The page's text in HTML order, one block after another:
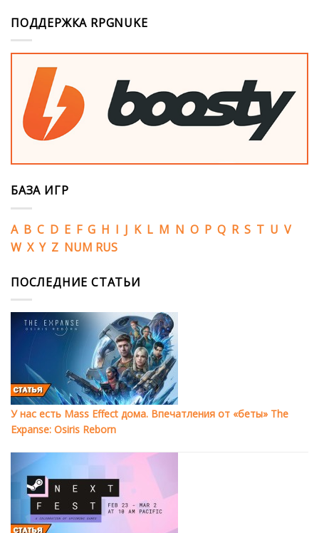
ПОДДЕРЖКА RPGNUKE
БАЗА ИГР
A B C D E F G H I J K L M N O P Q R S T U V
W X Y Z NUM RUS
ПОСЛЕДНИЕ СТАТЬИ
У нас есть Mass Effect дома. Впечатления от «беты» The
Expanse: Osiris Reborn